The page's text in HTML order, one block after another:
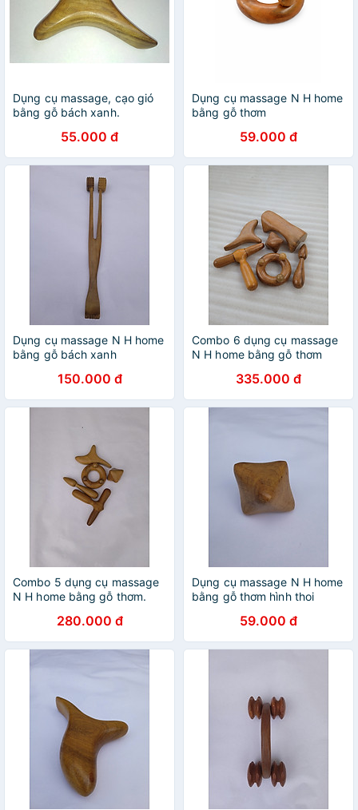
Dụng cụ massage, cạo gió
bằng gỗ bách xanh.
55.000 đ
Dụng cụ massage N H home
bằng gỗ thơm
59.000 đ
Dụng cụ massage N H home
bằng gỗ bách xanh
150.000 đ
Combo 6 dụng cụ massage
N H home bằng gỗ thơm
335.000 đ
Combo 5 dụng cụ massage
N H home bằng gỗ thơm.
280.000 đ
Dụng cụ massage N H home
bằng gỗ thơm hình thoi
59.000 đ